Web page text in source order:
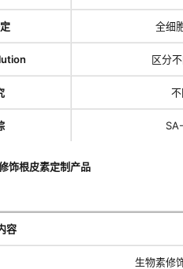
全细
区分
饰根皮素定制产品
容
生物素修